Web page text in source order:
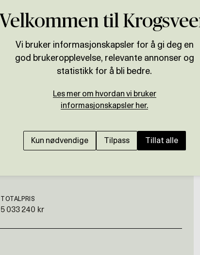
FLATEBY
Landlig og
alt på ett plan |
TOTALPRIS
5 033 240 kr
Velkommen til
Vi bruker informasjonskapsler for å gi deg en
god brukeropplevelse, relevante annonser og
statistikk for å bli bedre.
Les mer om hvordan vi bruker
informasjonskapsler her.
Kun nødvendige Tilpass Tillat alle